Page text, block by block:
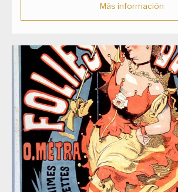
Más información